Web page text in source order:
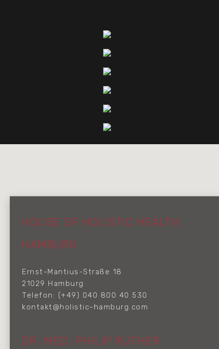
HOUSE OF HOLISTIC HEALTH
HAMBURG
Ernst-Mantius-Straße 18
21029 Hamburg
Telefon: (+49) 040 800 40 530
kontakt@holistic-hamburg.com
DR. MED. PHILIP RÜTHER